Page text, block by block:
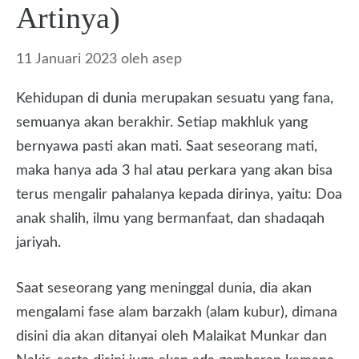
Artinya)
11 Januari 2023 oleh asep
Kehidupan di dunia merupakan sesuatu yang fana,
semuanya akan berakhir. Setiap makhluk yang
bernyawa pasti akan mati. Saat seseorang mati,
maka hanya ada 3 hal atau perkara yang akan bisa
terus mengalir pahalanya kepada dirinya, yaitu: Doa
anak shalih, ilmu yang bermanfaat, dan shadaqah
jariyah.
Saat seseorang yang meninggal dunia, dia akan
mengalami fase alam barzakh (alam kubur), dimana
disini dia akan ditanyai oleh Malaikat Munkar dan